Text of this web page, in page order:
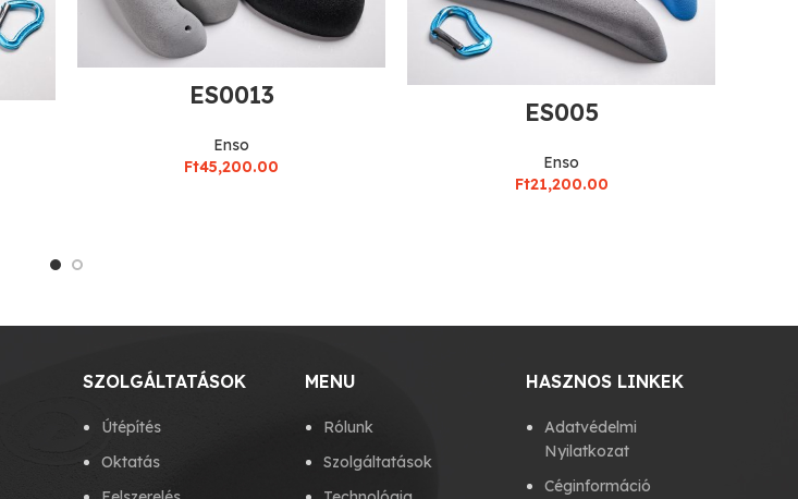
ES0013
Enso
Ft45,200.00
ES005
Enso
Ft21,200.00
SZOLGÁLTATÁSOK
Útépítés
Oktatás
MENU
Rólunk
Szolgáltatások
HASZNOS LINKEK
Adatvédelmi
Nyilatkozat
Céginformáció